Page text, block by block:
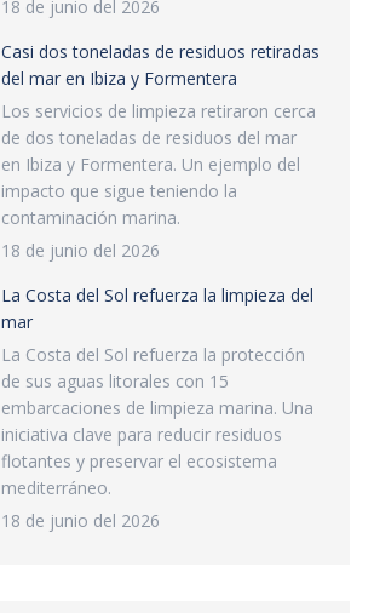
18 de junio del 2026
Casi dos toneladas de residuos retiradas
del mar en Ibiza y Formentera
Los servicios de limpieza retiraron cerca
de dos toneladas de residuos del mar
en Ibiza y Formentera. Un ejemplo del
impacto que sigue teniendo la
contaminación marina.
18 de junio del 2026
La Costa del Sol refuerza la limpieza del
mar
La Costa del Sol refuerza la protección
de sus aguas litorales con 15
embarcaciones de limpieza marina. Una
iniciativa clave para reducir residuos
flotantes y preservar el ecosistema
mediterráneo.
18 de junio del 2026